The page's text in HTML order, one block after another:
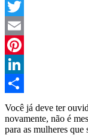
Facebook
Twitter
Email
Pinterest
LinkedIn
Compartilhar
Você já deve ter
novamente, não é
para as mulheres que